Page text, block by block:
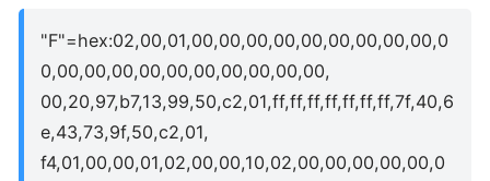
"F"=hex:02,00,01,00,00,00,00,00,00,00,00,00,0
0,00,00,00,00,00,00,00,00,00,00,
00,20,97,b7,13,99,50,c2,01,ff,ff,ff,ff,ff,ff,ff,7f,40,6
e,43,73,9f,50,c2,01,
f4,01,00,00,01,02,00,00,10,02,00,00,00,00,00,0